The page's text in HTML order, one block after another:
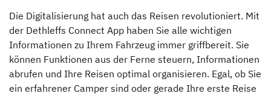
Die Digitalisierung hat auch das Reisen revolutioniert. Mit
der Dethleffs Connect App haben Sie alle wichtigen
Informationen zu Ihrem Fahrzeug immer griffbereit. Sie
können Funktionen aus der Ferne steuern, Informationen
abrufen und Ihre Reisen optimal organisieren. Egal, ob Sie
ein erfahrener Camper sind oder gerade Ihre erste Reise